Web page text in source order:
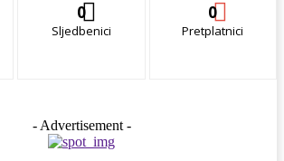
0
Sljedbenici
0
Pretplatnici
- Advertisement -